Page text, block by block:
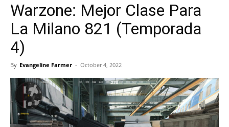
de
Warzone: Mejor Clase Para
La Milano 821 (Temporada
4)
By Evangeline Farmer - October 4, 2022